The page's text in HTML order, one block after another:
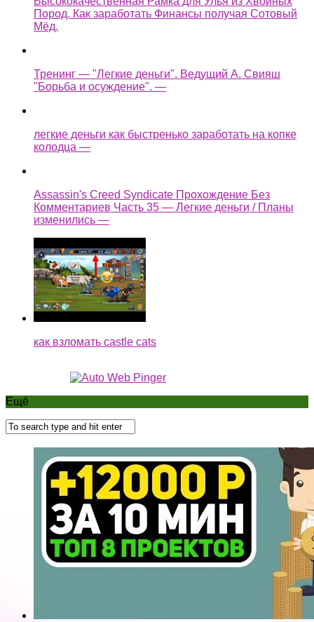
Пород. Как заработать Финансы получая Сотовый
Мёд.
Тренинг — "Легкие деньги". Ведущий А. Свияш
"Борьба и осуждение". —
легкие деньги как быстренько заработать на копке
колодца —
Assassin's Creed Syndicate Прохождение Без
Комментариев Часть 35 — Легкие деньги / Планы
изменились —
как взломать castle cats
Ещё